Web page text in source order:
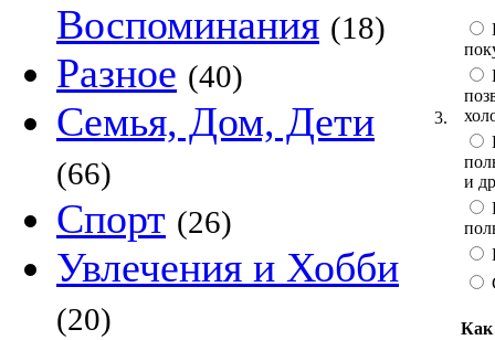
Воспоминания (18)
Разное (40)
Семья, Дом, Дети
(66)
Спорт (26)
Увлечения и Хобби
(20)
3.
и
Как